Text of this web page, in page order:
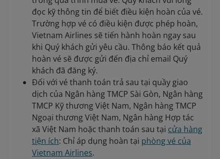
đọc kỹ thông tin để biết điều kiện hoàn của vé.
Trường hợp vé có điều kiện được phép hoàn,
Vietnam Airlines sẽ tiến hành hoàn ngay sau
khi Quý khách gửi yêu cầu. Thông báo kết quả
hoàn vé sẽ được gửi đến địa chỉ email Quý
khách đã đăng ký.
Đối với vé thanh toán trả sau tại quầy giao
dịch của Ngân hàng TMCP Sài Gòn, Ngân hàng
TMCP Kỹ thương Việt Nam, Ngân hàng TMCP
Ngoại thương Việt Nam, Ngân hàng Hợp tác
xã Việt Nam hoặc thanh toán sau tại cửa hàng
tiện ích: Chỉ áp dụng hoàn tại phòng vé của
Vietnam Airlines.